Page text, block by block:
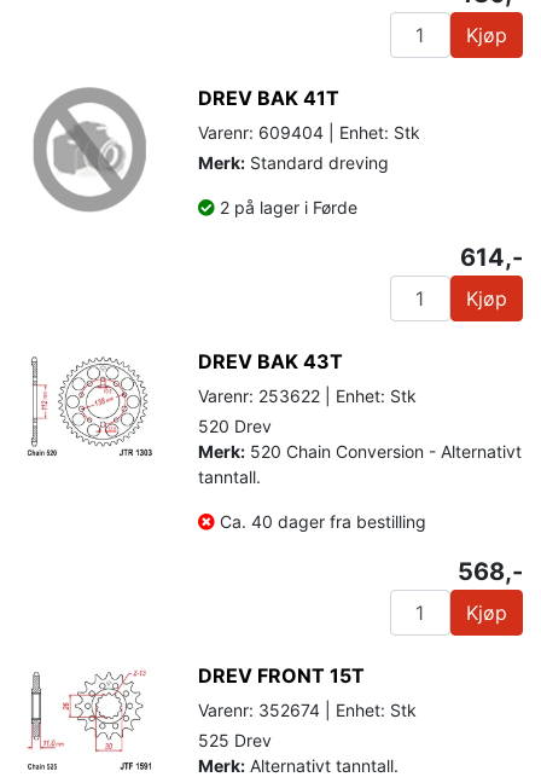
Kjøp
DREV BAK 41T
Varenr: 609404 | Enhet: Stk
Merk: Standard dreving
2 på lager i Førde
614,-
Kjøp
DREV BAK 43T
Varenr: 253622 | Enhet: Stk
520 Drev
Merk: 520 Chain Conversion - Alternativt
tanntall.
Ca. 40 dager fra bestilling
568,-
Kjøp
DREV FRONT 15T
Varenr: 352674 | Enhet: Stk
525 Drev
Merk: Alternativt tanntall.